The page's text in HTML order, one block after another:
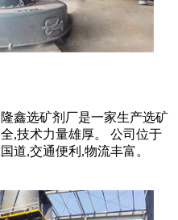
鑫选矿剂厂是一家生产选矿
,技术力量雄厚。 公司位于
道,交通便利,物流丰富。